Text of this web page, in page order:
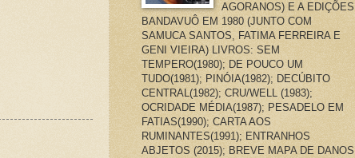
AGORANOS) E A EDIÇÕES
BANDAVUÔ EM 1980 (JUNTO COM
SAMUCA SANTOS, FATIMA FERREIRA E
GENI VIEIRA) LIVROS: SEM
TEMPERO(1980); DE POUCO UM
TUDO(1981); PINÓIA(1982); DECÚBITO
CENTRAL(1982); CRU/WELL (1983);
OCRIDADE MÉDIA(1987); PESADELO EM
FATIAS(1990); CARTA AOS
RUMINANTES(1991); ENTRANHOS
ABJETOS (2015); BREVE MAPA DE DANOS